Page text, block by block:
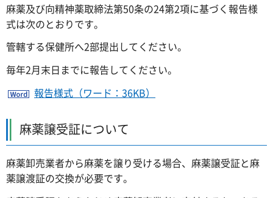
麻薬及び向精神薬取締法第50条の24第2項に基づく報告様
式は次のとおりです。
管轄する保健所へ2部提出してください。
毎年2月末日までに報告してください。
報告様式（ワード：36KB）
麻薬譲受証について
麻薬卸売業者から麻薬を譲り受ける場合、麻薬譲受証と麻
薬譲渡証の交換が必要です。